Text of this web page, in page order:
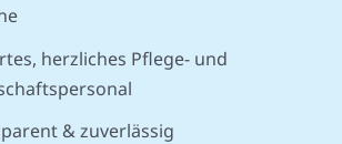
herzliches Pflege- und
& zuverlässig